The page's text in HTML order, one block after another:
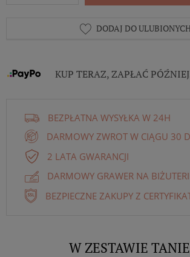
DODAJ DO
KUP TERAZ, ZAPŁAĆ
BEZPŁATNA WYSYŁKA W 24H
DARMOWY ZWROT W CIĄGU 30
2 LATA GWARANCJI
DARMOWY GRAWER NA
BEZPIECZNE ZAKUPY Z
W ZESTAWIE